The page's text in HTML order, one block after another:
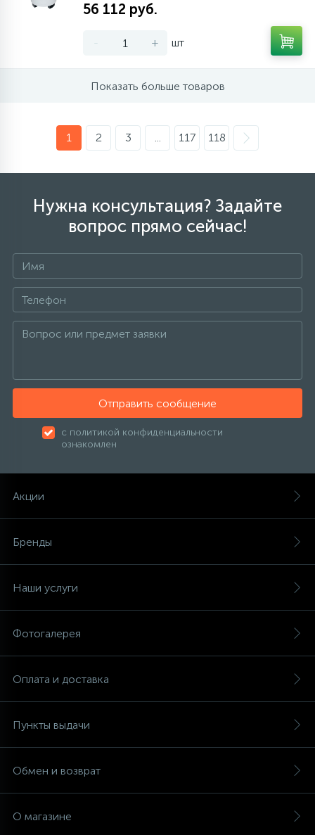
56 112 руб.
- + шт
Показать больше товаров
1 2 3 ... 117 118
Нужна консультация? Задайте
вопрос прямо сейчас!
Отправить сообщение
с политикой конфиденциальности
ознакомлен
Акции
Бренды
Наши услуги
Фотогалерея
Оплата и доставка
Пункты выдачи
Обмен и возврат
О магазине